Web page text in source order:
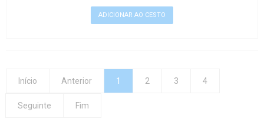
Início Anterior 1 2 3 4
Seguinte Fim